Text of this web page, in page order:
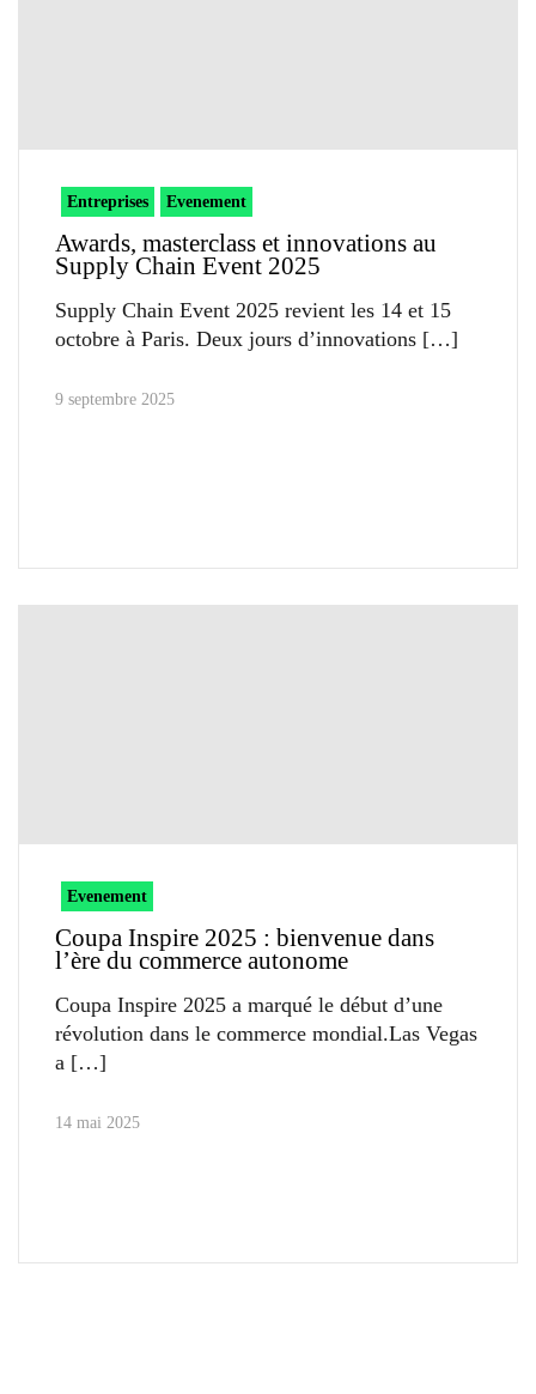
Entreprises Evenement
Awards, masterclass et innovations au
Supply Chain Event 2025
Supply Chain Event 2025 revient les 14 et 15
octobre à Paris. Deux jours d’innovations
9 septembre 2025
Evenement
Coupa Inspire 2025 : bienvenue dans
l’ère du commerce autonome
Coupa Inspire 2025 a marqué le début d’une
révolution dans le commerce mondial.Las Vegas
a
14 mai 2025